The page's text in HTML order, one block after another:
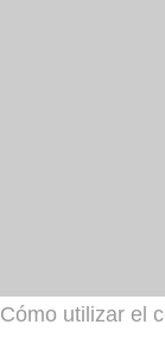
Cómo utilizar el